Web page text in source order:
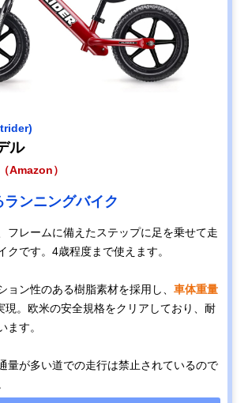
ル
Amazon）
ンニングバイク
フレームに備えたステップに足を乗せて走
クです。4歳程度まで使えます。
ョン性のある樹脂素材を採用し、 車体重量
現。欧米の安全規格をクリアしており、耐
ます。
量が多い道での走行は禁止されているので